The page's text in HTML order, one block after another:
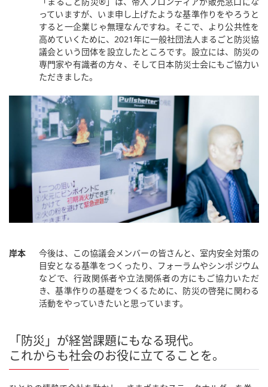
っていますが、いま申し上げたような基準作りをやろうと
すると一企業じゃ無理なんですね。そこで、より公共性を
高めていくために、2021年に一般社団法人まるごと防災協
議会という団体を設立したところです。設立には、防災の
専門家や有識者の方々、そして日本防災士会にもご協力い
ただきました。
岸本
今後は、この協議会メンバーの皆さんと、室内安全対策の
目安となる基準をつくったり、フォーラムやシンポジウム
などで、行政関係者や立法関係者の方にもご協力いただ
き、基準作りの基礎をつくるために、防災の啓発に関わる
活動をやっていきたいと思っています。
「防災」が経営課題にもなる現代。
これからも社会のお役に立てることを。